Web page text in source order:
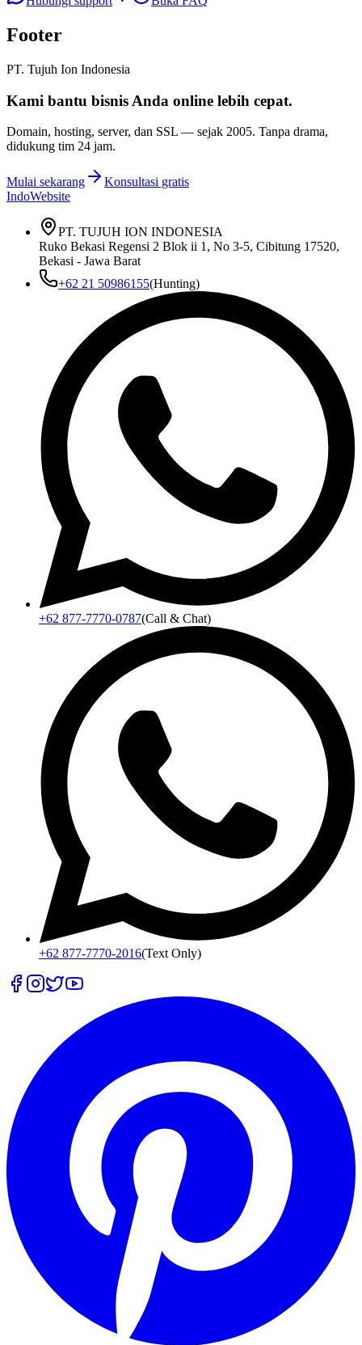
Footer
PT. Tujuh Ion Indonesia
Kami bantu bisnis Anda online lebih cepat.
Domain, hosting, server, dan SSL — sejak 2005. Tanpa drama,
didukung tim 24 jam.
Mulai sekarang
Konsultasi gratis
IndoWebsite
PT. TUJUH ION INDONESIA
Ruko Bekasi Regensi 2 Blok ii 1, No 3-5, Cibitung 17520,
Bekasi - Jawa Barat
+62 21 50986155(Hunting)
+62 877-7770-0787(Call & Chat)
+62 877-7770-2016(Text Only)